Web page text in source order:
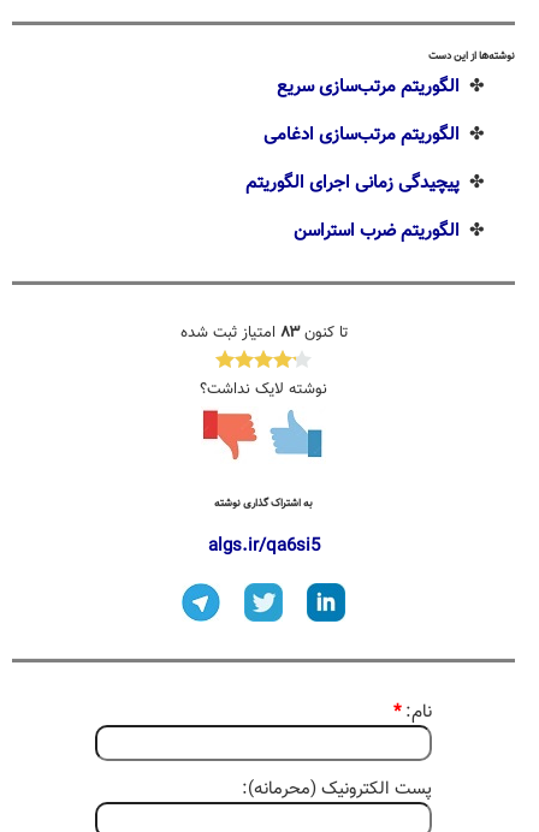
نوشته‌ها از این دست
✤الگوریتم مرتب‌سازی سریع
✤الگوریتم مرتب‌سازی ادغامی
✤پیچیدگی زمانی اجرای الگوریتم
✤الگوریتم ضرب استراسن
تا کنون۸۳امتیاز ثبت شده
نوشته لایک نداشت؟
به اشتراک گذاری نوشته
algs.ir/qa6si5
نام:*
پست الکترونیک (محرمانه):